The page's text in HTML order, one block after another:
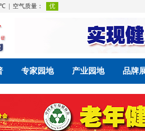
专家园地 产业园地 品牌